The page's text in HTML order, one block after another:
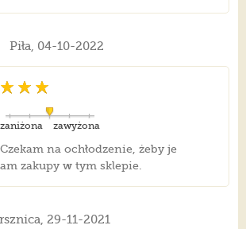
Piła, 04-10-2022
zawyżona
zaniżona
na ochłodzenie, żeby je
zakupy w tym sklepie.
29-11-2021